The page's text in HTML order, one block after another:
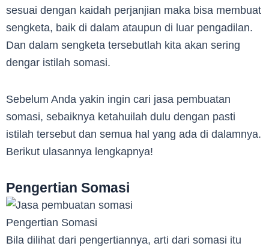
sesuai dengan kaidah perjanjian maka bisa membuat
sengketa, baik di dalam ataupun di luar pengadilan.
Dan dalam sengketa tersebutlah kita akan sering
dengar istilah somasi.
Sebelum Anda yakin ingin cari jasa pembuatan
somasi, sebaiknya ketahuilah dulu dengan pasti
istilah tersebut dan semua hal yang ada di dalamnya.
Berikut ulasannya lengkapnya!
Pengertian Somasi
Pengertian Somasi
Bila dilihat dari pengertiannya, arti dari somasi itu